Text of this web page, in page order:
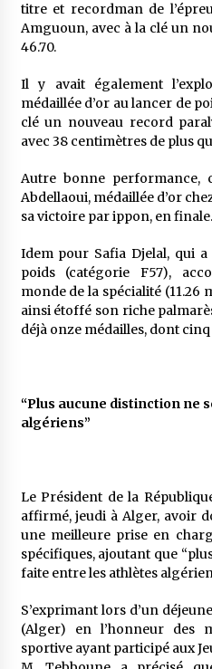
titre et recordman de
Amguoun, avec à la clé un
46.70.
Il y avait également
médaillée d’or au lancer de
clé un nouveau record
avec 38 centimètres de plus
Autre bonne performance,
Abdellaoui, médaillée d’or
sa victoire par ippon, en finale.
Idem pour Safia Djelal, qui
poids (catégorie F57),
monde de la spécialité (11.26
ainsi étoffé son riche
déjà onze médailles, dont
“Plus aucune distinction ne
algériens”
Le Président de la
affirmé, jeudi à Alger, avoir
une meilleure prise en
spécifiques, ajoutant que
faite entre les athlètes
S’exprimant lors d’un
(Alger) en l’honneur des
sportive ayant participé aux